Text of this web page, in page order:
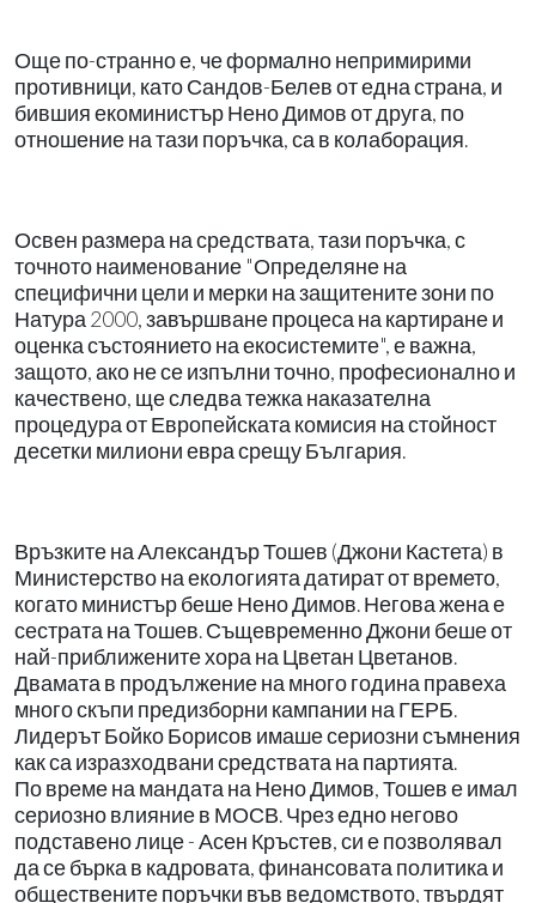
Още по-странно е, че формално непримирими
противници, като Сандов-Белев от една страна, и
бившия екоминистър Нено Димов от друга, по
отношение на тази поръчка, са в колаборация.
Освен размера на средствата, тази поръчка, с
точното наименование "Определяне на
специфични цели и мерки на защитените зони по
Натура 2000, завършване процеса на картиране и
оценка състоянието на екосистемите", е важна,
защото, ако не се изпълни точно, професионално и
качествено, ще следва тежка наказателна
процедура от Европейската комисия на стойност
десетки милиони евра срещу България.
Връзките на Александър Тошев (Джони Кастета) в
Министерство на екологията датират от времето,
когато министър беше Нено Димов. Негова жена е
сестрата на Тошев. Същевременно Джони беше от
най-приближените хора на Цветан Цветанов.
Двамата в продължение на много година правеха
много скъпи предизборни кампании на ГЕРБ.
Лидерът Бойко Борисов имаше сериозни съмнения
как са изразходвани средствата на партията.
По време на мандата на Нено Димов, Тошев е имал
сериозно влияние в МОСВ. Чрез едно негово
подставено лице - Асен Кръстев, си е позволявал
да се бърка в кадровата, финансовата политика и
обществените поръчки във ведомството, твърдят